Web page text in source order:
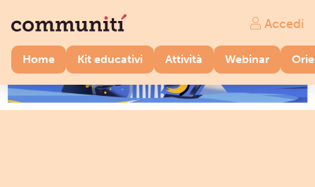
Home Kit educativi Attività Webinar
Accedi